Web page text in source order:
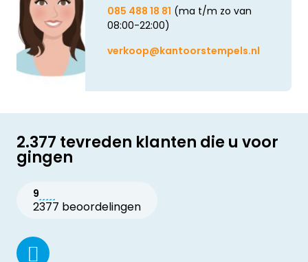
085 488 18 81 (ma t/m zo van
08:00-22:00)
verkoop@kantoorstempels.nl
2.377 tevreden klanten die u voor
gingen
9
2377 beoordelingen